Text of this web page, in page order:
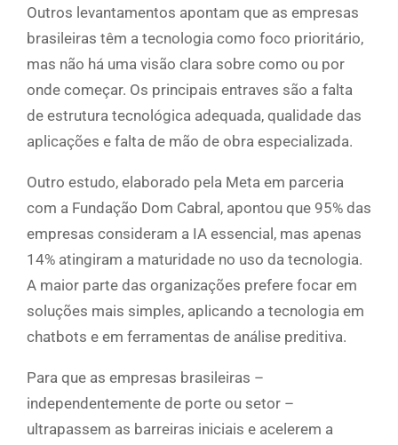
Outros levantamentos apontam que as empresas
brasileiras têm a tecnologia como foco prioritário,
mas não há uma visão clara sobre como ou por
onde começar. Os principais entraves são a falta
de estrutura tecnológica adequada, qualidade das
aplicações e falta de mão de obra especializada.
Outro estudo, elaborado pela Meta em parceria
com a Fundação Dom Cabral, apontou que 95% das
empresas consideram a IA essencial, mas apenas
14% atingiram a maturidade no uso da tecnologia.
A maior parte das organizações prefere focar em
soluções mais simples, aplicando a tecnologia em
chatbots e em ferramentas de análise preditiva.
Para que as empresas brasileiras –
independentemente de porte ou setor –
ultrapassem as barreiras iniciais e acelerem a